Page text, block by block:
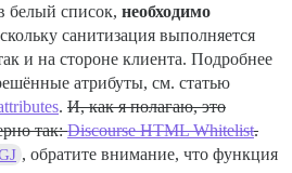
белый список, необходимо
санитизация выполняется
и на стороне клиента. Подробнее
атрибуты, см. статью
. И, как я полагаю, это
так:Discourse HTML Whitelist.
, обратите внимание, что функция